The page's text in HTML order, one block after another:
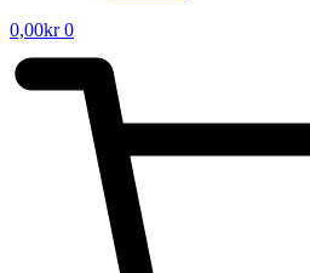
0,00kr 0